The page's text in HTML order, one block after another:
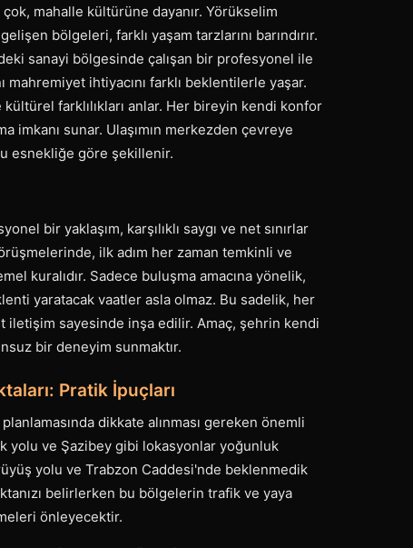
mahalle kültürüne dayanır. Yörükselim
bölgeleri, farklı yaşam tarzlarını barındırır.
sanayi bölgesinde çalışan bir profesyonel ile
ihtiyacını farklı beklentilerle yaşar.
farklılıkları anlar. Her bireyin kendi konfor
imkanı sunar. Ulaşımın merkezden çevreye
esnekliğe göre şekillenir.
bir yaklaşım, karşılıklı saygı ve net sınırlar
ilk adım her zaman temkinli ve
kuralıdır. Sadece buluşma amacına yönelik,
yaratacak vaatler asla olmaz. Bu sadelik, her
iletişim sayesinde inşa edilir. Amaç, şehrin kendi
bir deneyim sunmaktır.
Pratik İpuçları
dikkate alınması gereken önemli
yolu ve Şazibey gibi lokasyonlar yoğunluk
yolu ve Trabzon Caddesi'nde beklenmedik
belirlerken bu bölgelerin trafik ve yaya
önleyecektir.